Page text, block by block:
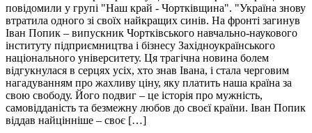
повідомили у групі "Наш край - Чортківщина". "Україна знову
втратила одного зі своїх найкращих синів. На фронті загинув
Іван Попик – випускник Чортківського навчально-наукового
інституту підприємництва і бізнесу Західноукраїнського
національного університету. Ця трагічна новина болем
відгукнулася в серцях усіх, хто знав Івана, і стала черговим
нагадуванням про жахливу ціну, яку платить наша країна за
свою свободу. Його подвиг – це історія про мужність,
самовідданість та безмежну любов до своєї країни. Іван Попик
віддав найцінніше – своє […]